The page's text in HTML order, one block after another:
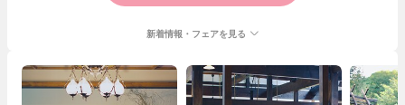
新着情報・フェアを見る